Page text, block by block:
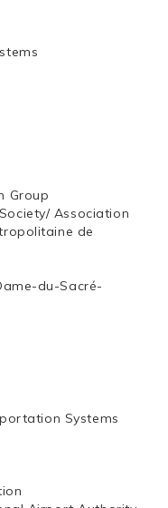
Group
Association
de
du-Sacré-
Systems